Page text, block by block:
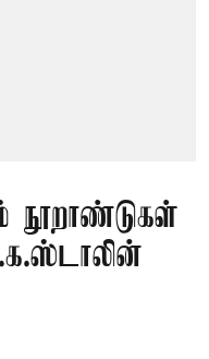
நூறாண்டுகள்